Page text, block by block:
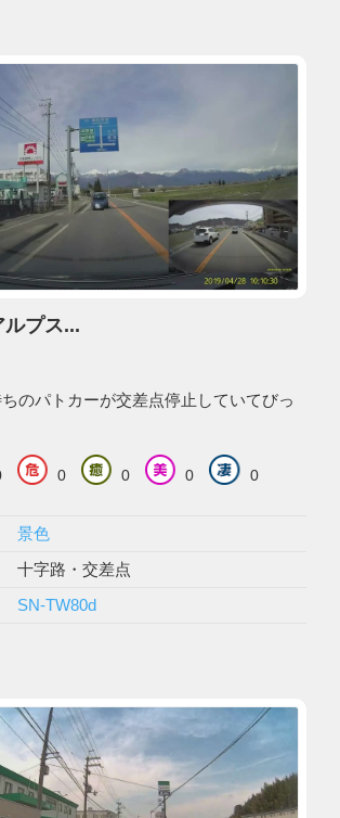
プス...
のパトカーが交差点停止していてびっ
0 0 0 0
景色
十字路・交差点
SN-TW80d